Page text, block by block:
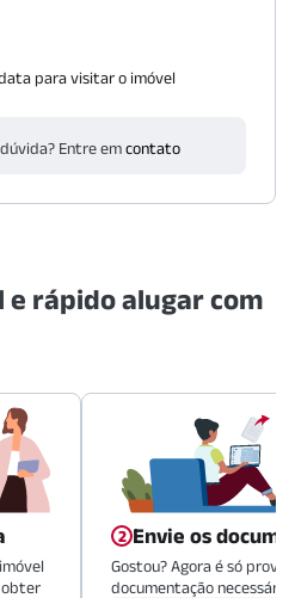
para visitar o imóvel
Entre emcontato
e rápido alugar com
obter
Envie os
Gostou? Agora é só
documentação necessária.